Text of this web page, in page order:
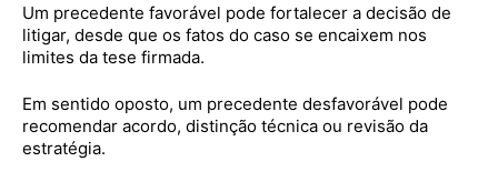
Um precedente favorável pode fortalecer a decisão de
litigar, desde que os fatos do caso se encaixem nos
limites da tese firmada.
Em sentido oposto, um precedente desfavorável pode
recomendar acordo, distinção técnica ou revisão da
estratégia.